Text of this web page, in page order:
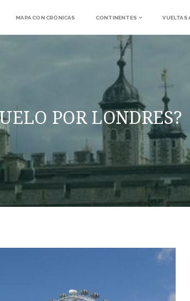
MAPA CON CRÓNICAS CONTINENTES VUELTAS
POR LONDRES?